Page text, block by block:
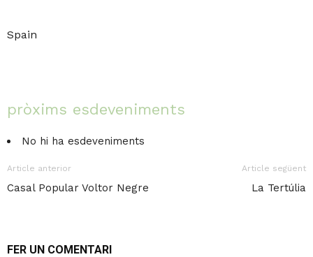
Spain
pròxims esdeveniments
No hi ha esdeveniments
Article anterior
Casal Popular Voltor Negre
Article següent
La Tertúlia
FER UN COMENTARI